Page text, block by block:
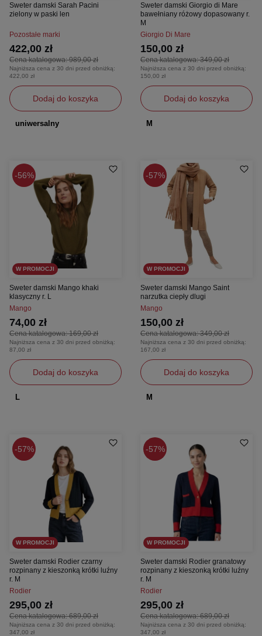
Sweter damski Sarah Pacini
zielony w paski len
Pozostałe marki
Cena katalogowa:989,00 zł
422,00 zł
Najniższa cena z 30 dni przed obniżką:
422,00 zł
Dodaj do koszyka
uniwersalny
Sweter damski Giorgio di Mare
bawełniany różowy dopasowany r.
M
Giorgio Di Mare
Cena katalogowa:349,00 zł
150,00 zł
Najniższa cena z 30 dni przed obniżką:
150,00 zł
Dodaj do koszyka
M
56%
W PROMOCJI
Sweter damski Mango khaki
klasyczny r. L
Mango
Cena katalogowa:169,00 zł
74,00 zł
Najniższa cena z 30 dni przed obniżką:
87,00 zł
Dodaj do koszyka
L
57%
W PROMOCJI
Sweter damski Mango Saint
narzutka ciepły dlugi
Mango
Cena katalogowa:349,00 zł
150,00 zł
Najniższa cena z 30 dni przed obniżką:
167,00 zł
Dodaj do koszyka
M
57%
W PROMOCJI
Sweter damski Rodier czarny
rozpinany z kieszonką krótki luźny
r. M
Rodier
Cena katalogowa:689,00 zł
295,00 zł
Najniższa cena z 30 dni przed obniżką:
347,00 zł
57%
W PROMOCJI
Sweter damski Rodier granatowy
rozpinany z kieszonką krótki luźny
r. M
Rodier
Cena katalogowa:689,00 zł
295,00 zł
Najniższa cena z 30 dni przed obniżką:
347,00 zł